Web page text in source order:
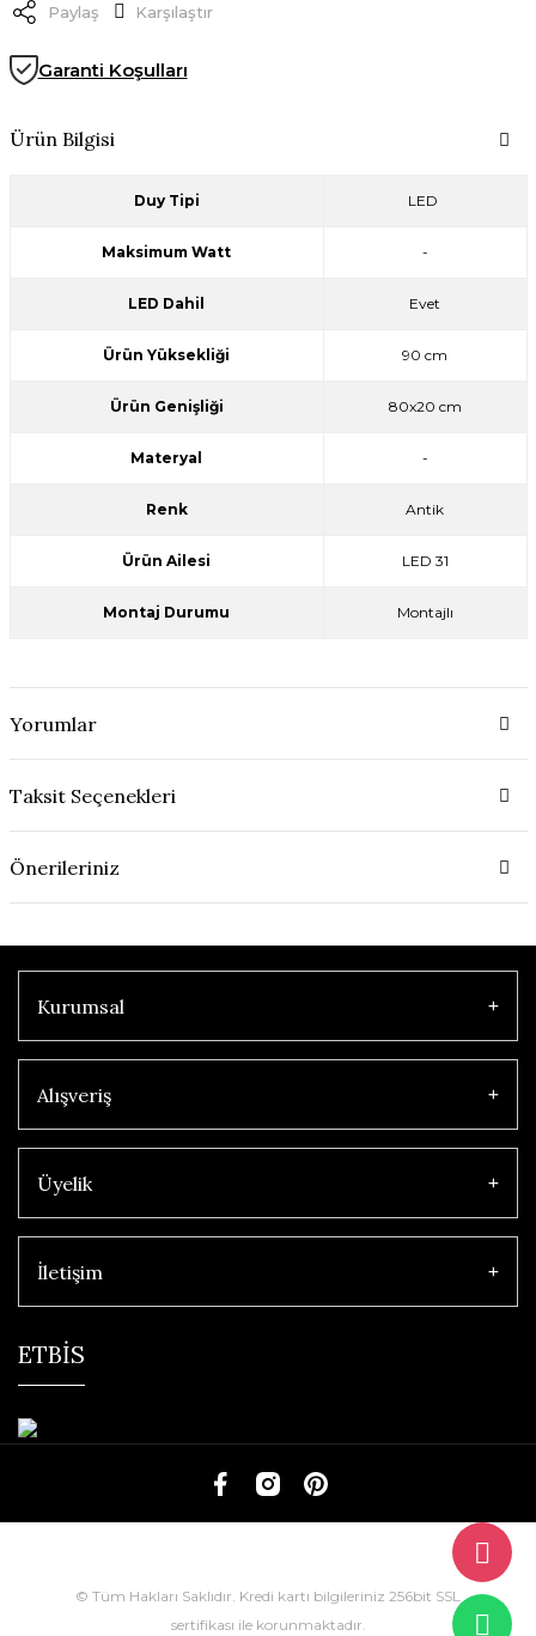
Paylaş Karşılaştır
Garanti Koşulları
Ürün Bilgisi
Duy Tipi LED
Maksimum Watt -
LED Dahil Evet
Ürün Yüksekliği 90 cm
Ürün Genişliği 80x20 cm
Materyal -
Renk Antik
Ürün Ailesi LED 31
Montaj Durumu Montajlı
Yorumlar
Taksit Seçenekleri
Önerileriniz
Kurumsal
Alışveriş
Üyelik
İletişim
ETBİS
© Tüm Hakları Saklıdır. Kredi kartı bilgileriniz 256bit SSL
sertifikası ile korunmaktadır.